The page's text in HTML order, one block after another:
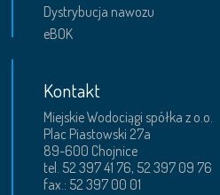
Dystrybucja nawozu
eBOK
Kontakt
Miejskie Wodociągi spółka z o.o.
Plac Piastowski 27a
89-600 Chojnice
tel. 52 397 41 76, 52 397 09 76
fax.: 52 397 00 01